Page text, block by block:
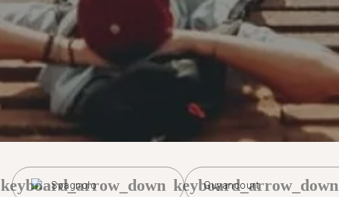
Spagnolo
keyboard_arrow_down Guyancourt
keyboard_arrow_down